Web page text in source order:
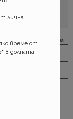
в чужбина
лична
време от
в долната